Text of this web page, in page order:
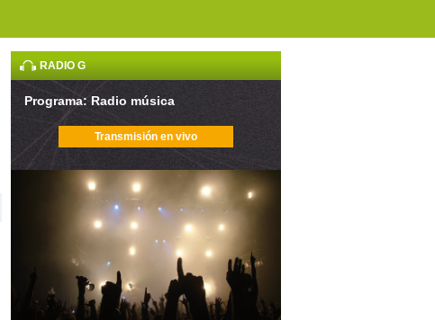
RADIO G
Programa: Radio música
Transmisión en vivo